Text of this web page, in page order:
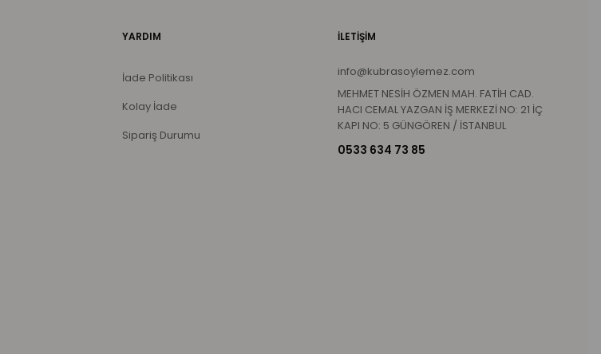
YARDIM
İade Politikası
Kolay İade
Sipariş Durumu
İLETİŞİM
info@kubrasoylemez.com
MEHMET NESİH ÖZMEN MAH. FATİH CAD.
HACI CEMAL YAZGAN İŞ MERKEZİ NO: 21 İÇ
KAPI NO: 5 GÜNGÖREN / İSTANBUL
0533 634 73 85